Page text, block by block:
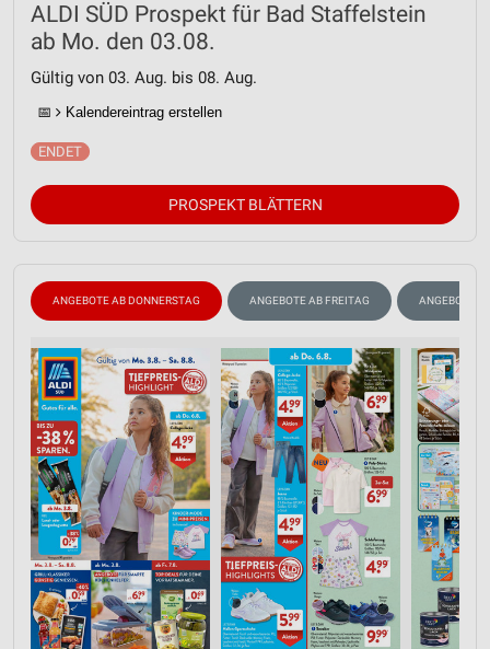
ALDI SÜD Prospekt für Bad Staffelstein
ab Mo. den 03.08.
Gültig von 03. Aug. bis 08. Aug.
📅 Kalendereintrag erstellen
PROSPEKT BLÄTTERN
ANGEBOTE AB DONNERSTAG ANGEBOTE AB FREITAG ANGEBOTE